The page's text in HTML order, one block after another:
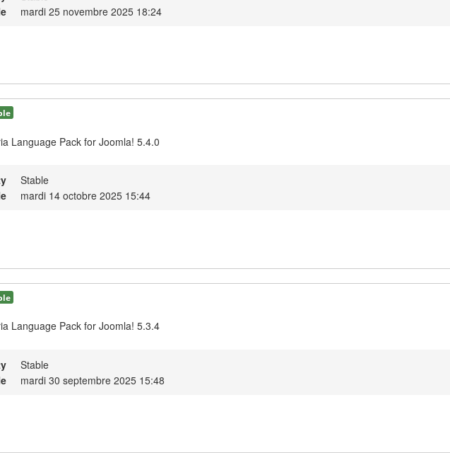
mardi 25 novembre 2025 18:24
Language Pack for Joomla! 5.4.0
Stable
mardi 14 octobre 2025 15:44
Language Pack for Joomla! 5.3.4
Stable
mardi 30 septembre 2025 15:48